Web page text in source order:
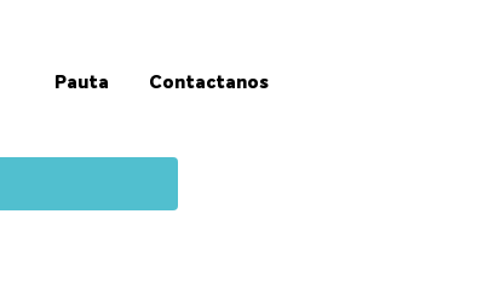
Pauta Contactanos